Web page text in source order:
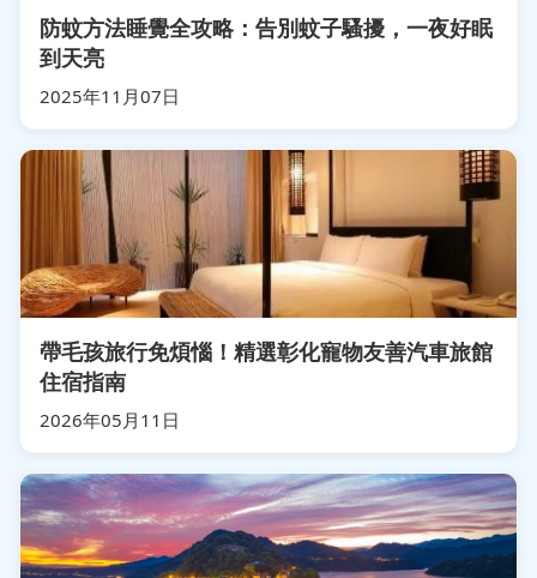
防蚊方法睡覺全攻略：告別蚊子騷擾，一夜好眠
到天亮
2025年11月07日
帶毛孩旅行免煩惱！精選彰化寵物友善汽車旅館
住宿指南
2026年05月11日